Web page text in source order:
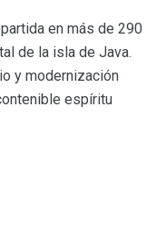
en más de 290
de la isla de Java.
y modernización
espíritu